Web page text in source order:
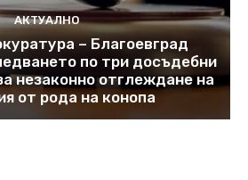
АКТУАЛНО
– Благоевград
по три досъдебни
незаконно отглеждане на
от рода на конопа